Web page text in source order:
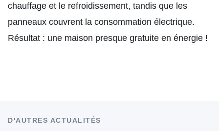
chauffage et le refroidissement, tandis que les
panneaux couvrent la consommation électrique.
Résultat : une maison presque gratuite en énergie !
D'AUTRES ACTUALITÉS